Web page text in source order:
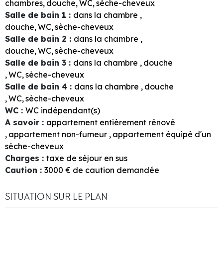
chambres douche WC sèche-cheveux
Salle de bain 1 : dans la chambre
douche WC sèche-cheveux
Salle de bain 2 : dans la chambre
douche WC sèche-cheveux
Salle de bain 3 : dans la chambre
douche
WC sèche-cheveux
Salle de bain 4 : dans la chambre
douche
WC sèche-cheveux
WC : WC indépendant(s)
A savoir : appartement entièrement rénové
appartement non-fumeur appartement équipé d'un
sèche-cheveux
Charges : taxe de séjour en sus
Caution : 3000 € de caution demandée
SITUATION SUR LE PLAN